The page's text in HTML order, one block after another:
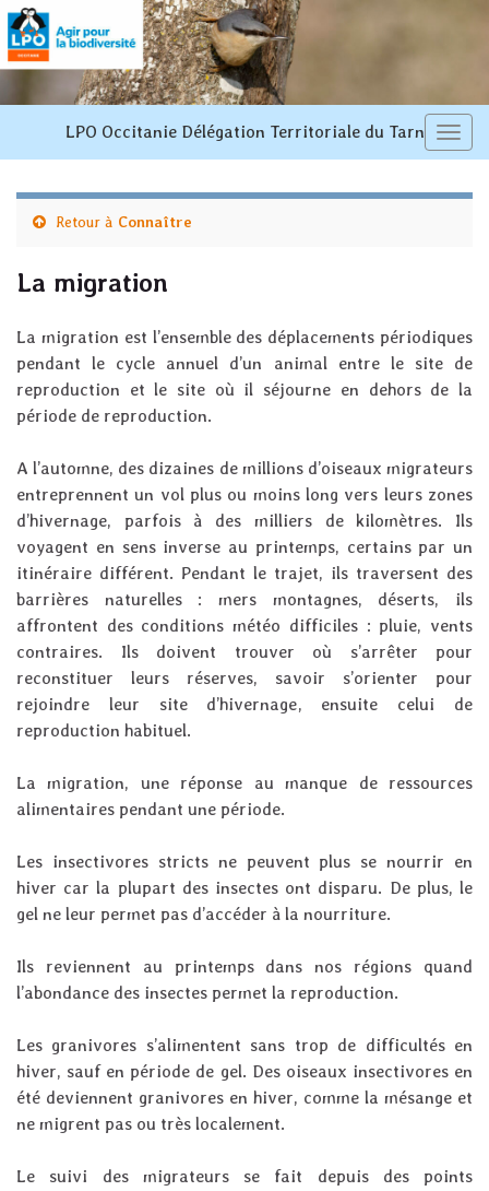
LPO Occitanie Délégation Territoriale du Tarn
Retour à Connaître
La migration
La migration est l’ensemble des déplacements périodiques
pendant le cycle annuel d’un animal entre le site de
reproduction et le site où il séjourne en dehors de la
période de reproduction.
A l’automne, des dizaines de millions d’oiseaux migrateurs
entreprennent un vol plus ou moins long vers leurs zones
d’hivernage, parfois à des milliers de kilomètres. Ils
voyagent en sens inverse au printemps, certains par un
itinéraire différent. Pendant le trajet, ils traversent des
barrières naturelles : mers montagnes, déserts, ils
affrontent des conditions météo difficiles : pluie, vents
contraires. Ils doivent trouver où s’arrêter pour
reconstituer leurs réserves, savoir s’orienter pour
rejoindre leur site d’hivernage, ensuite celui de
reproduction habituel.
La migration, une réponse au manque de ressources
alimentaires pendant une période.
Les insectivores stricts ne peuvent plus se nourrir en
hiver car la plupart des insectes ont disparu. De plus, le
gel ne leur permet pas d’accéder à la nourriture.
Ils reviennent au printemps dans nos régions quand
l’abondance des insectes permet la reproduction.
Les granivores s’alimentent sans trop de difficultés en
hiver, sauf en période de gel. Des oiseaux insectivores en
été deviennent granivores en hiver, comme la mésange et
ne migrent pas ou très localement.
Le suivi des migrateurs se fait depuis des points